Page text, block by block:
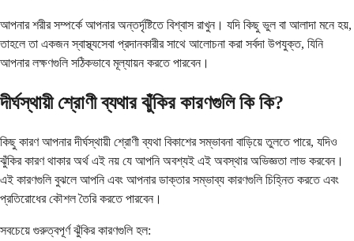
আপনার শরীর সম্পর্কে আপনার অন্তর্দৃষ্টিতে বিশ্বাস রাখুন। যদি কিছু ভুল বা আলাদা মনে হয়,
তাহলে তা একজন স্বাস্থ্যসেবা প্রদানকারীর সাথে আলোচনা করা সর্বদা উপযুক্ত, যিনি
আপনার লক্ষণগুলি সঠিকভাবে মূল্যায়ন করতে পারবেন।
দীর্ঘস্থায়ী শ্রোণী ব্যথার ঝুঁকির কারণগুলি কি কি?
কিছু কারণ আপনার দীর্ঘস্থায়ী শ্রোণী ব্যথা বিকাশের সম্ভাবনা বাড়িয়ে তুলতে পারে, যদিও
ঝুঁকির কারণ থাকার অর্থ এই নয় যে আপনি অবশ্যই এই অবস্থার অভিজ্ঞতা লাভ করবেন।
এই কারণগুলি বুঝলে আপনি এবং আপনার ডাক্তার সম্ভাব্য কারণগুলি চিহ্নিত করতে এবং
প্রতিরোধের কৌশল তৈরি করতে পারবেন।
সবচেয়ে গুরুত্বপূর্ণ ঝুঁকির কারণগুলি হল: